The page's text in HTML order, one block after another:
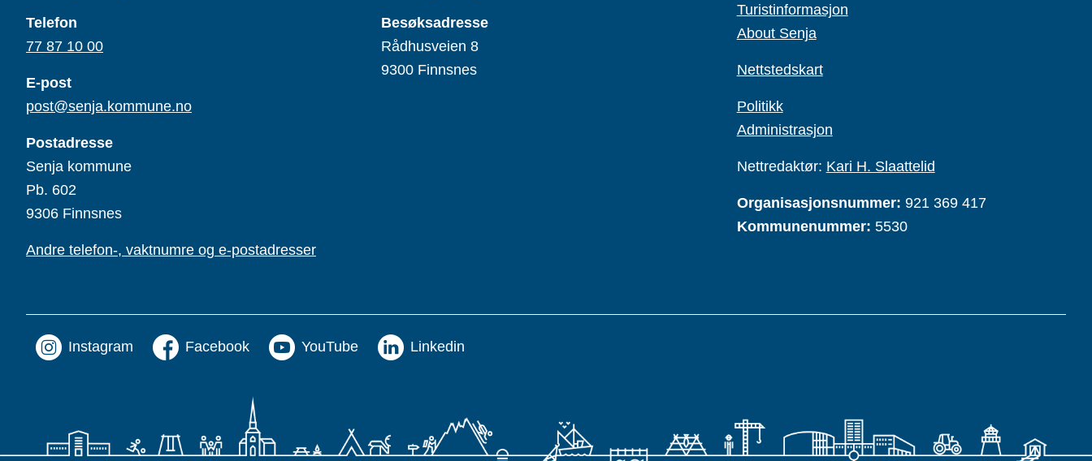
Telefon
77 87 10 00
E-post
post@senja.kommune.no
Postadresse
Senja kommune
Pb. 602
9306 Finnsnes
Andre telefon-, vaktnumre og e-postadresser
Besøksadresse
Rådhusveien 8
9300 Finnsnes
Turistinformasjon
About Senja
Nettstedskart
Politikk
Administrasjon
Nettredaktør: Kari H. Slaattelid
Organisasjonsnummer: 921 369 417
Kommunenummer: 5530
Instagram Facebook YouTube Linkedin